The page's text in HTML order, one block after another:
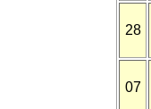
28
07